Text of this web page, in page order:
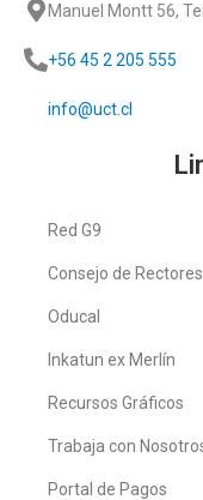
Manuel Montt 56,
+56 45 2 205 555
info@uct.cl
Red G9
Consejo de Rectores
Oducal
Inkatun ex Merlín
Recursos Gráficos
Trabaja con
Portal de Pagos